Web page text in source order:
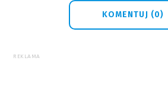
KOMENTUJ (0)
REKLAMA